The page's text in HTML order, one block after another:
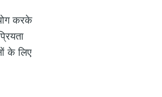
करके
के लिए